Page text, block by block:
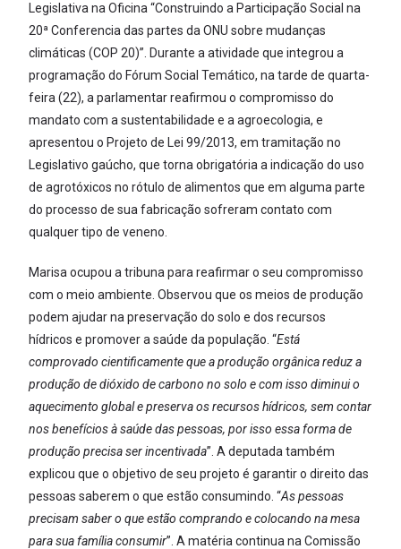
Legislativa na Oficina “Construindo a Participação Social na
20ª Conferencia das partes da ONU sobre mudanças
climáticas (COP 20)”. Durante a atividade que integrou a
programação do Fórum Social Temático, na tarde de quarta-
feira (22), a parlamentar reafirmou o compromisso do
mandato com a sustentabilidade e a agroecologia, e
apresentou o Projeto de Lei 99/2013, em tramitação no
Legislativo gaúcho, que torna obrigatória a indicação do uso
de agrotóxicos no rótulo de alimentos que em alguma parte
do processo de sua fabricação sofreram contato com
qualquer tipo de veneno.
Marisa ocupou a tribuna para reafirmar o seu compromisso
com o meio ambiente. Observou que os meios de produção
podem ajudar na preservação do solo e dos recursos
hídricos e promover a saúde da população. “Está
comprovado cientificamente que a produção orgânica reduz a
produção de dióxido de carbono no solo e com isso diminui o
aquecimento global e preserva os recursos hídricos, sem contar
nos benefícios à saúde das pessoas, por isso essa forma de
produção precisa ser incentivada”. A deputada também
explicou que o objetivo de seu projeto é garantir o direito das
pessoas saberem o que estão consumindo. “As pessoas
precisam saber o que estão comprando e colocando na mesa
para sua família consumir”. A matéria continua na Comissão